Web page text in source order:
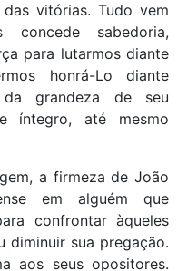
vitórias. Tudo vem
sabedoria,
para lutarmos diante
honrá-Lo diante
grandeza de seu
íntegro, até mesmo
a firmeza de João
em alguém que
confrontar àqueles
diminuir sua pregação.
aos seus opositores.